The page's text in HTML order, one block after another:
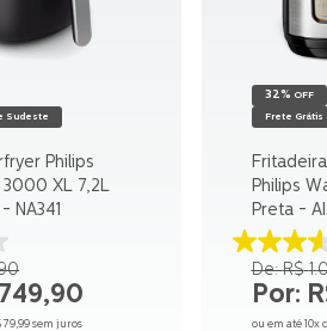
Sudeste
Philips
XL 7,2L
NA341
749,90
79,99 sem juros
32% OFF
Frete
Philips
Preta -
3.6
de
5
estrelas.
R$ 1.
ou em até 10x